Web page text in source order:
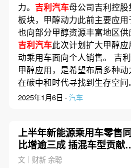
力。 吉利汽车母公司吉利控
板块，甲醇动力此前主要应用
也向部分甲醇资源丰富地区供
吉利汽车此次计划扩大甲醇
动乘用车面向个人销售。 吉
甲醇应用，是希望布局多种
在碳中和时代寻找到生存空
2025年1月6日 · 汽车
上半年新能源乘用车零售
比增逾三成 插混车型贡献
出
文｜财新 余聪